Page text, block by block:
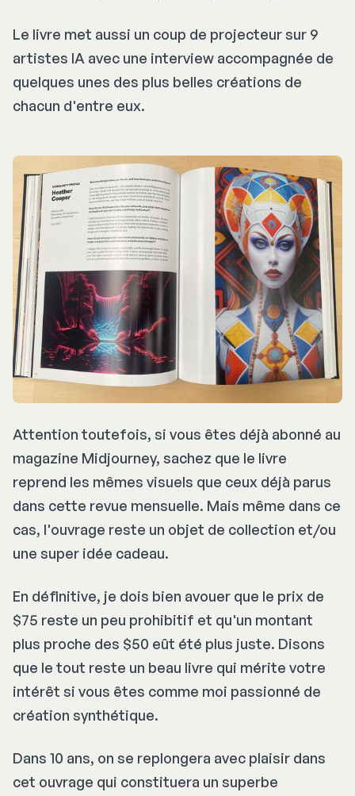
Le livre met aussi un coup de projecteur sur 9
artistes IA avec une interview accompagnée de
quelques unes des plus belles créations de
chacun d'entre eux.
Attention toutefois, si vous êtes déjà abonné au
magazine Midjourney, sachez que le livre
reprend les mêmes visuels que ceux déjà parus
dans cette revue mensuelle. Mais même dans ce
cas, l'ouvrage reste un objet de collection et/ou
une super idée cadeau.
En définitive, je dois bien avouer que le prix de
$75 reste un peu prohibitif et qu'un montant
plus proche des $50 eût été plus juste. Disons
que le tout reste un beau livre qui mérite votre
intérêt si vous êtes comme moi passionné de
création synthétique.
Dans 10 ans, on se replongera avec plaisir dans
cet ouvrage qui constituera un superbe